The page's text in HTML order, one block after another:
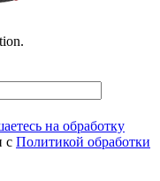
на обработку
с Политикой обработки